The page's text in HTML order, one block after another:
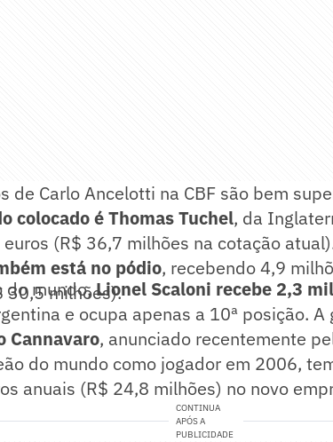
de Carlo Ancelotti na CBF são bem
colocado é Thomas Tuchel, da
(R$ 36,7 milhões na cotação
está no pódio, recebendo 4,9
30,5 milhões).
do mundo,Lionel Scaloni recebe 2,3
e ocupa apenas a 10ª posição.
Cannavaro, anunciado recentemente
do mundo como jogador em 2006,
anuais (R$ 24,8 milhões) no novo
CONTINUA
APÓS A
PUBLICIDADE